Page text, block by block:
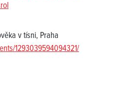
v tísni, Praha
1293039594094321/